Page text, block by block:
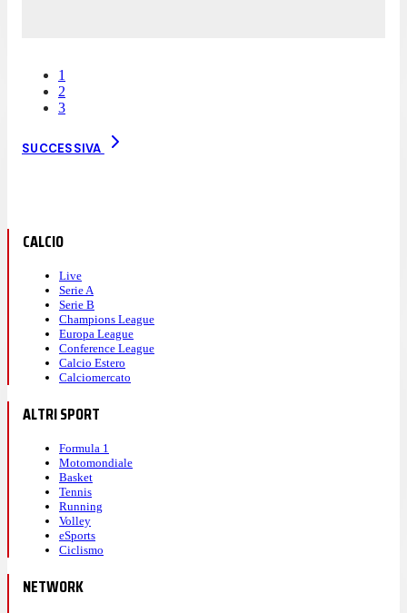
1
2
3
SUCCESSIVA
CALCIO
Live
Serie A
Serie B
Champions League
Europa League
Conference League
Calcio Estero
Calciomercato
ALTRI SPORT
Formula 1
Motomondiale
Basket
Tennis
Running
Volley
eSports
Ciclismo
NETWORK